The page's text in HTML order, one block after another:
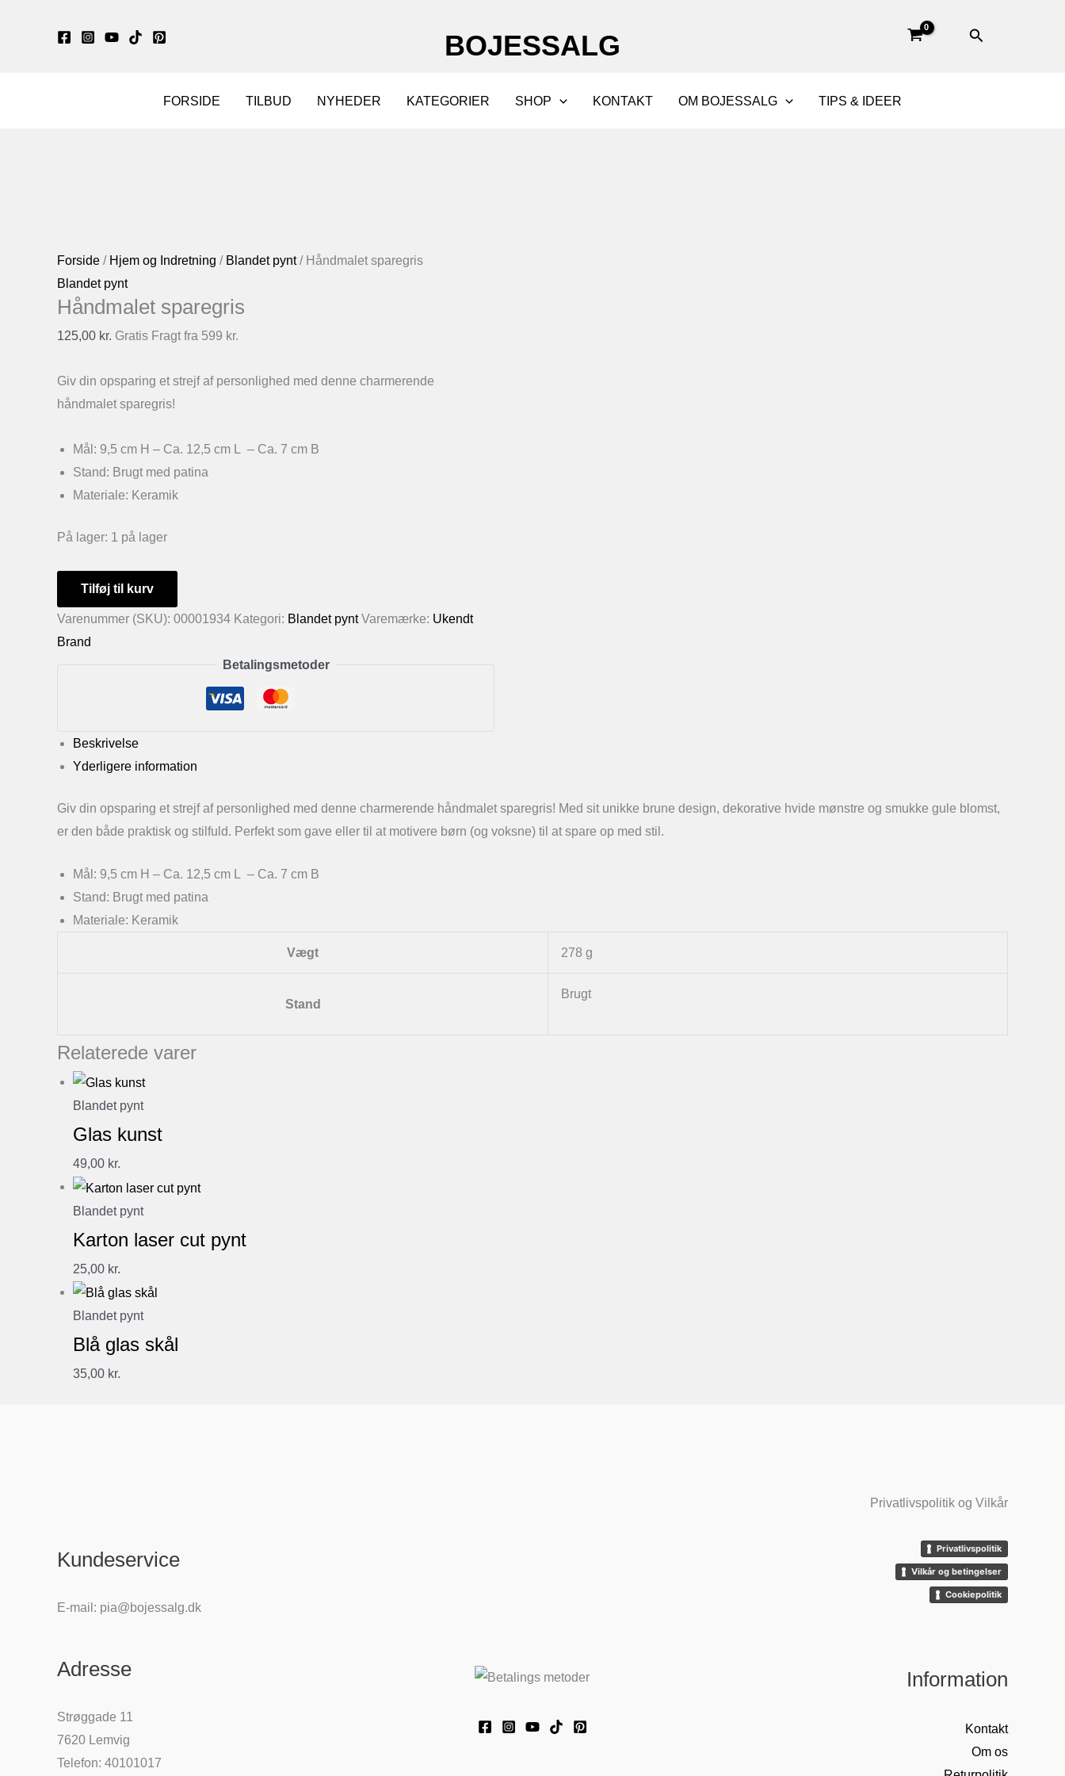
BOJESSALG Søg
FORSIDE TILBUD NYHEDER KATEGORIER SHOP KONTAKT OM BOJESSALG TIPS & IDEER
Forside / Hjem og Indretning / Blandet pynt/ Håndmalet sparegris
Blandet pynt
Håndmalet sparegris
125,00 kr. Gratis Fragt fra 599 kr.
Giv din opsparing et strejf af personlighed med denne charmerende
håndmalet sparegris!
Mål: 9,5 cm H – Ca. 12,5 cm L – Ca. 7 cm B
Stand: Brugt med patina
Materiale: Keramik
På lager: 1 på lager
Håndmalet
sparegris
antal
Tilføj til kurv
Varenummer (SKU): 00001934 Kategori: Blandet pynt Varemærke: Ukendt
Brand
Betalingsmetoder
Beskrivelse
Yderligere information
Giv din opsparing et strejf af personlighed med denne charmerende håndmalet sparegris! Med sit unikke brune design, dekorative hvide mønstre og smukke gule blomst,
er den både praktisk og stilfuld. Perfekt som gave eller til at motivere børn (og voksne) til at spare op med stil.
Mål: 9,5 cm H – Ca. 12,5 cm L – Ca. 7 cm B
Stand: Brugt med patina
Materiale: Keramik
Vægt 278 g
Stand
Brugt
Relaterede varer
Blandet pynt
Glas kunst
49,00 kr.
Blandet pynt
Karton laser cut pynt
25,00 kr.
Blandet pynt
Blå glas skål
35,00 kr.
Kundeservice
E-mail: pia@bojessalg.dk
Adresse
Strøggade 11
7620 Lemvig
Telefon: 40101017
Privatlivspolitik og Vilkår
Privatlivspolitik
Vilkår og betingelser
Cookiepolitik
Information
Kontakt
Om os